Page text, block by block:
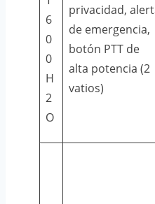
6
0
0
H
2
O
privacidad,
de emergencia,
botón PTT de
alta potencia (2
vatios)